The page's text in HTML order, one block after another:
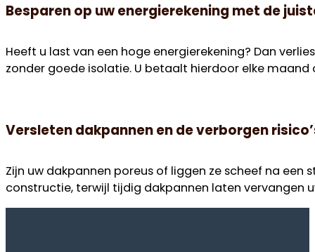
Besparen op uw energierekening met de
Heeft u last van een hoge energierekening? Dan
zonder goede isolatie. U betaalt hierdoor elke maand
Versleten dakpannen en de verborgen
Zijn uw dakpannen poreus of liggen ze scheef na
constructie, terwijl tijdig dakpannen laten vervangen